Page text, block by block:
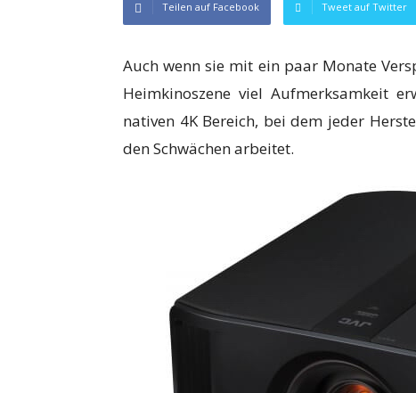
Teilen auf Facebook Tweet auf Twitter
Auch wenn sie mit ein paar Monate
Heimkinoszene viel Aufmerksamkeit
nativen 4K Bereich, bei dem jeder
den Schwächen arbeitet.